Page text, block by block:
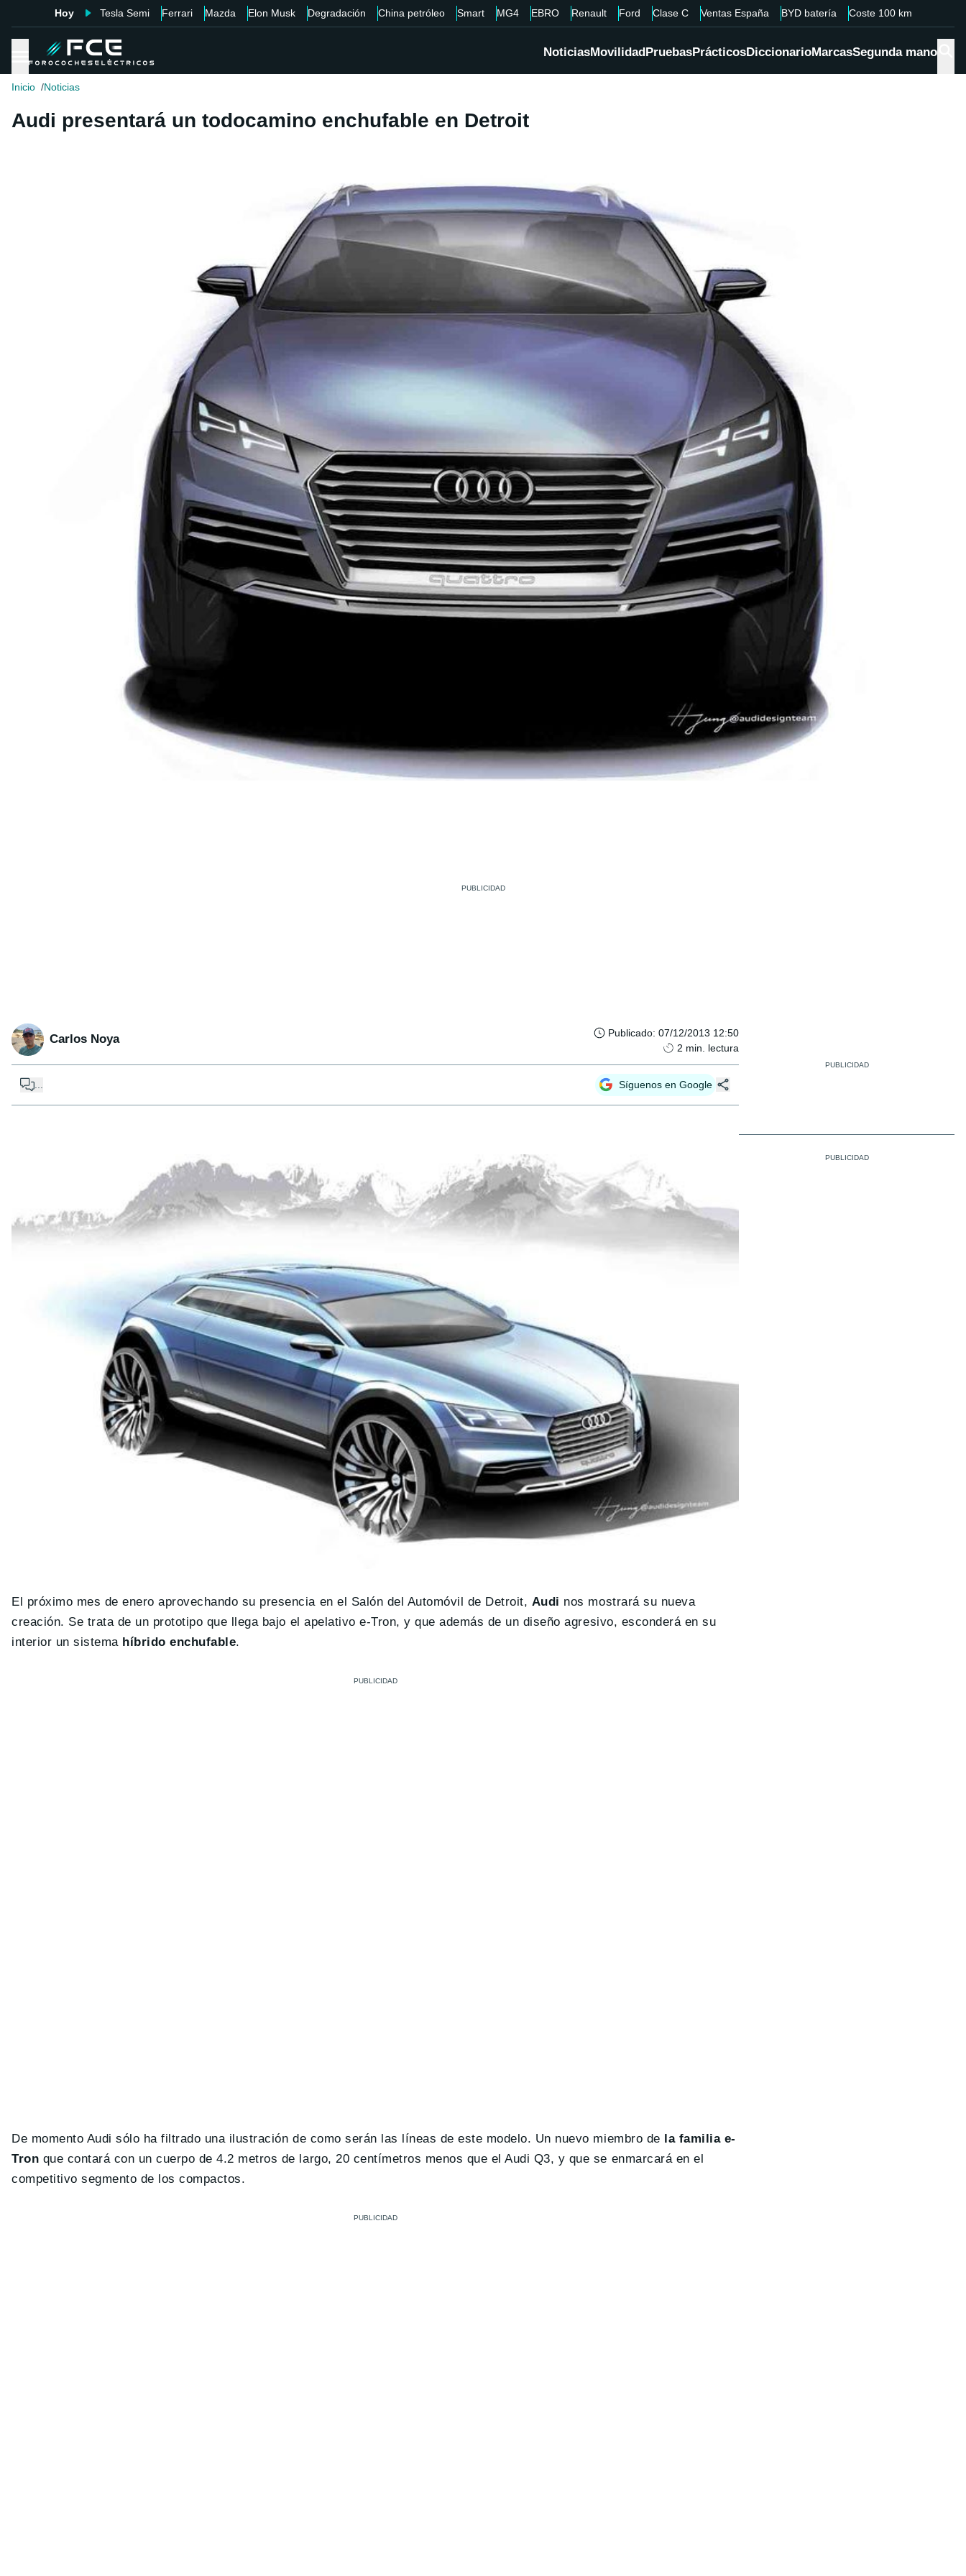
Hoy Tesla Semi Ferrari Mazda Elon Musk Degradación China petróleo Smart MG4 EBRO Renault Ford Clase C Ventas España BYD batería Coste 100 km
NoticiasMovilidadPruebasPrácticosDiccionarioMarcasSegunda mano
Inicio Noticias
Audi presentará un todocamino enchufable en Detroit
Carlos Noya Publicado: 07/12/2013 12:50
2 min. lectura
Síguenos en Google
El próximo mes de enero aprovechando su presencia en el Salón del Automóvil de Detroit, Audi nos mostrará su nueva
creación. Se trata de un prototipo que llega bajo el apelativo e-Tron, y que además de un diseño agresivo, esconderá en su
interior un sistema híbrido enchufable.
De momento Audi sólo ha filtrado una ilustración de como serán las líneas de este modelo. Un nuevo miembro de la familia e-
Tron que contará con un cuerpo de 4.2 metros de largo, 20 centímetros menos que el Audi Q3, y que se enmarcará en el
competitivo segmento de los compactos.